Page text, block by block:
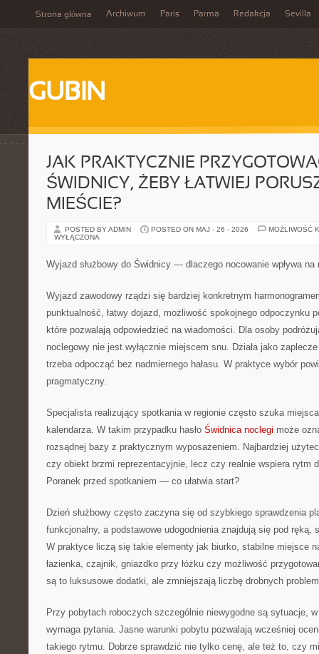
Strona główna Archiwum Paris Parma Redakcja Sevilla
GUBIN
JAK PRAKTYCZNIE
ŚWIDNICY, ŻEBY ŁATWIEJ
MIEŚCIE?
POSTED BY ADMIN POSTED ON MAJ - 26 - 2026
MOŻLIWOŚĆ
WYŁĄCZONA
Wyjazd służbowy do Świdnicy — dlaczego nocowanie wpływa na
Wyjazd zawodowy rządzi się bardziej konkretnym
punktualność, łatwy dojazd, możliwość spokojnego odpoczynku
które pozwalają odpowiedzieć na wiadomości. Dla osoby
noclegowy nie jest wyłącznie miejscem snu. Działa jako
trzeba odpocząć bez nadmiernego hałasu. W praktyce wybór
pragmatyczny.
Specjalista realizujący spotkania w regionie często szuka
kalendarza. W takim przypadku hasło Świdnica noclegi może
rozsądnej bazy z praktycznym wyposażeniem. Najbardziej
czy obiekt brzmi reprezentacyjnie, lecz czy realnie wspiera rytm
Poranek przed spotkaniem — co ułatwia start?
Dzień służbowy często zaczyna się od szybkiego sprawdzenia
funkcjonalny, a podstawowe udogodnienia znajdują się pod ręką,
W praktyce liczą się takie elementy jak biurko, stabilne miejsce
łazienka, czajnik, gniazdko przy łóżku czy możliwość
są to luksusowe dodatki, ale zmniejszają liczbę drobnych
Przy pobytach roboczych szczególnie niewygodne są sytuacje,
wymaga pytania. Jasne warunki pobytu pozwalają wcześniej
takiego rytmu. Dobrze sprawdzić nie tylko cenę, ale też to, czy